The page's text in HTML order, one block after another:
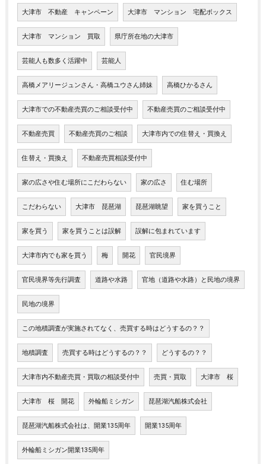
大津市 不動産 キャンペーン 大津市 マンション 宅配ボックス
大津市 マンション 買取 県庁所在地の大津市
芸能人も数多く活躍中 芸能人
高橋メアリージュンさん・高橋ユウさん姉妹 高橋ひかるさん
大津市での不動産売買のご相談受付中 不動産売買のご相談受付中
不動産売買 不動産売買のご相談 大津市内での住替え・買換え
住替え・買換え 不動産売買相談受付中
家の広さや住む場所にこだわらない 家の広さ 住む場所
こだわらない 大津市 琵琶湖 琵琶湖眺望 家を買うこと
家を買う 家を買うことは誤解 誤解に包まれています
大津市内でも家を買う 梅 開花 官民境界
官民境界等先行調査 道路や水路 官地（道路や水路）と民地の境界
民地の境界
この地積調査が実施されてなく、売買する時はどうするの？？
地積調査 売買する時はどうするの？？ どうするの？？
大津市内不動産売買・買取の相談受付中 売買・買取 大津市 桜
大津市 桜 開花 外輪船ミシガン 琵琶湖汽船株式会社
琵琶湖汽船株式会社は、開業135周年 開業135周年
外輪船ミシガン開業135周年